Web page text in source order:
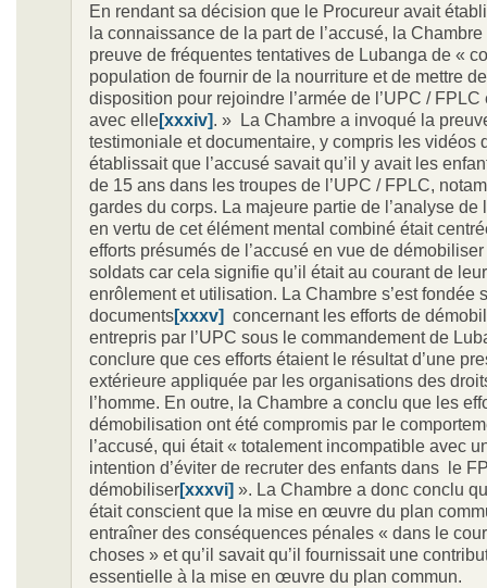
En rendant sa décision que le Procureur avait
la connaissance de la part de l’accusé, la
preuve de fréquentes tentatives de Lubanga de «
population de fournir de la nourriture et de mettre
disposition pour rejoindre l’armée de l’UPC / FPLC
avec elle[xxxiv]. » La Chambre a invoqué la
testimoniale et documentaire, y compris les vidéos
établissait que l’accusé savait qu’il y avait les
de 15 ans dans les troupes de l’UPC / FPLC,
gardes du corps. La majeure partie de l’analyse de
en vertu de cet élément mental combiné était
efforts présumés de l’accusé en vue de
soldats car cela signifie qu’il était au courant de
enrôlement et utilisation. La Chambre s’est fondée
documents[xxxv] concernant les efforts de
entrepris par l’UPC sous le commandement de
conclure que ces efforts étaient le résultat d’une
extérieure appliquée par les organisations des
l’homme. En outre, la Chambre a conclu que les
démobilisation ont été compromis par le
l’accusé, qui était « totalement incompatible avec
intention d’éviter de recruter des enfants dans le
démobiliser[xxxvi] ». La Chambre a donc conclu
était conscient que la mise en œuvre du plan
entraîner des conséquences pénales « dans le
choses » et qu’il savait qu’il fournissait une
essentielle à la mise en œuvre du plan commun.